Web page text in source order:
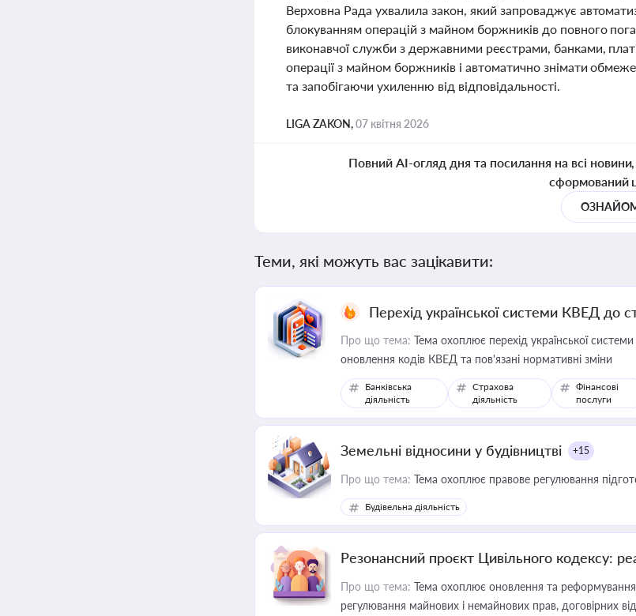
Верховна Рада ухвалила закон, який запроваджує
блокуванням операцій з майном боржників до повного
виконавчої служби з державними реєстрами, банками,
операції з майном боржників і автоматично знімати
та запобігаючи ухиленню від відповідальності.
LIGA ZAKON,07 квітня 2026
Повний AI-огляд дня та посилання на всі
сформований
Теми, які можуть вас зацікавити:
Перехід української системи КВЕД до
Про що тема: Тема охоплює перехід української системи
оновлення кодів КВЕД та пов'язані нормативні зміни
Банківська
діяльність
Страхова
діяльність
Фінансові
послуги
Земельні відносини у будівництві +15
Про що тема: Тема охоплює правове регулювання
Будівельна діяльність
Резонансний проєкт Цивільного кодексу:
Про що тема: Тема охоплює оновлення та
регулювання майнових і немайнових прав, договірних